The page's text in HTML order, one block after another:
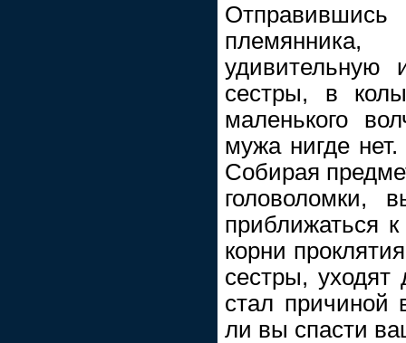
сестры, в
маленького
мужа нигде
Собирая
головоломки,
приближаться
корни
сестры,
стал причиной
ли вы спасти